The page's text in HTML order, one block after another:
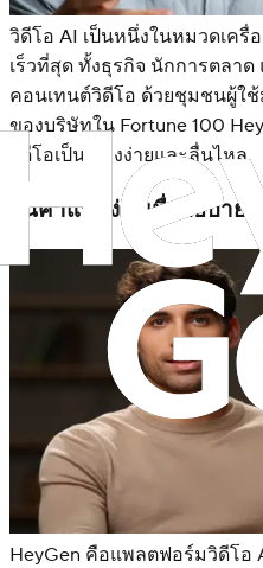
วิดีโอ AI เป็นหนึ่งในหมวดเครื่
เร็วที่สุด ทั้งธุรกิจ นักการตลาด
คอนเทนต์วิดีโอ ด้วยชุมชนผู้ใ
ของบริษัทใน Fortune 100
วิดีโอเป็นเรื่องง่ายและลื่นไหล
สินค้าแบบง่ายเพื่ออธิบาย
HeyGen คือแพลตฟอร์มวิดีโอ